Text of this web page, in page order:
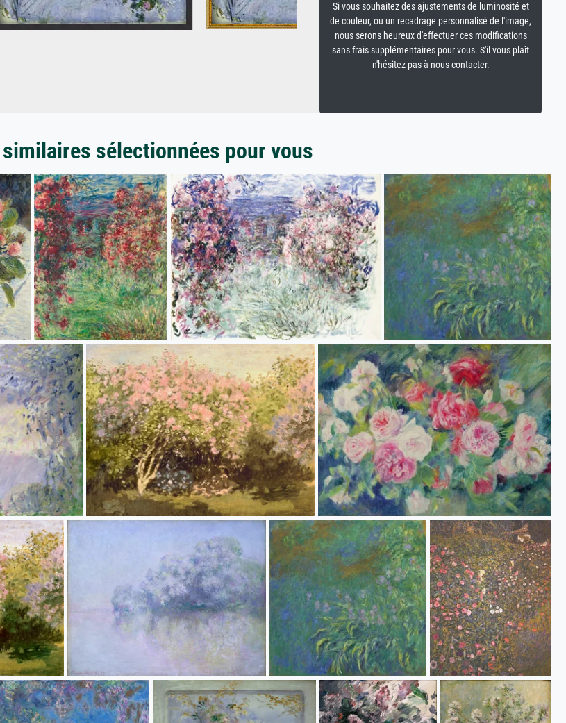
Si vous souhaitez des ajustements de luminosité et
de couleur, ou un recadrage personnalisé de l'image,
nous serons heureux d'effectuer ces modifications
sans frais supplémentaires pour vous. S'il vous plaît
n'hésitez pas à nous contacter.
sélectionnées pour vous